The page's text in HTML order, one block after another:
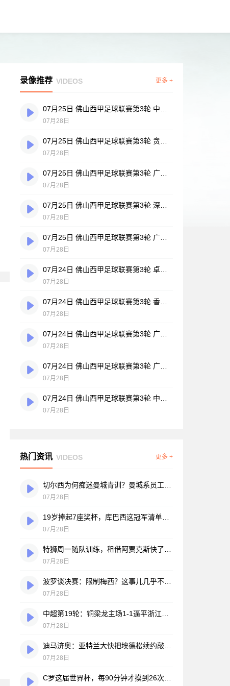
录像推荐 VIDEOS 更多 +
07月28日
07月28日
07月28日
07月28日
07月28日
07月28日
07月28日
07月28日
07月28日
07月28日
热门资讯 VIDEOS 更多 +
07月28日
07月28日
07月28日
07月28日
07月28日
07月28日